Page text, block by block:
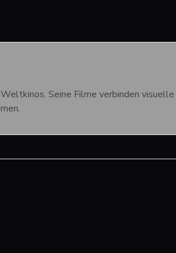
Seine Filme verbinden visuelle